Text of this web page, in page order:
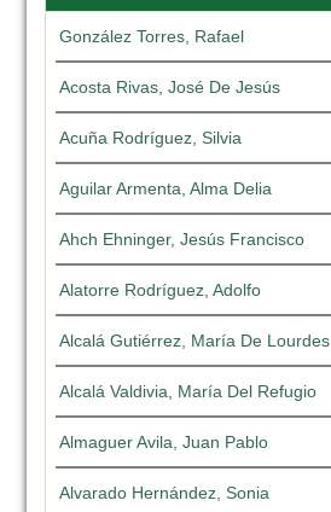
González Torres, Rafael
Acosta Rivas, José De Jesús
Acuña Rodríguez, Silvia
Aguilar Armenta, Alma Delia
Ahch Ehninger, Jesús Francisco
Alatorre Rodríguez, Adolfo
Alcalá Gutiérrez, María De Lourdes
Alcalá Valdivia, María Del Refugio
Almaguer Avila, Juan Pablo
Alvarado Hernández, Sonia